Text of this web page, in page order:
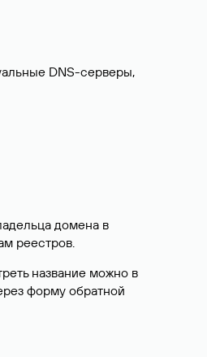
DNS-серверы,
домена в
реестров.
название можно в
форму обратной